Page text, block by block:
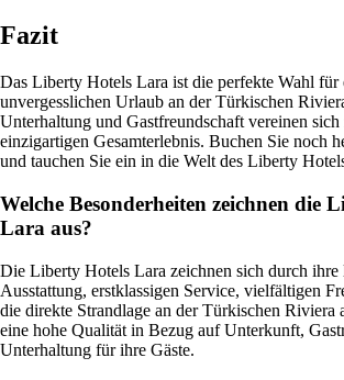
Fazit
Das Liberty Hotels Lara ist die perfekte Wahl für
unvergesslichen Urlaub an der Türkischen
Unterhaltung und Gastfreundschaft vereinen sich
einzigartigen Gesamterlebnis. Buchen Sie noch
und tauchen Sie ein in die Welt des Liberty
Welche Besonderheiten zeichnen die
Lara aus?
Die Liberty Hotels Lara zeichnen sich durch ihre
Ausstattung, erstklassigen Service, vielfältigen
die direkte Strandlage an der Türkischen Riviera
eine hohe Qualität in Bezug auf Unterkunft,
Unterhaltung für ihre Gäste.